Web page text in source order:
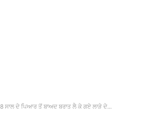
8 ਸਾਲ ਦੇ ਪਿਆਰ ਤੋਂ ਬਾਅਦ ਬਰਾਤ ਲੈ ਕੇ ਗਏ ਲਾੜੇ ਦੇ...